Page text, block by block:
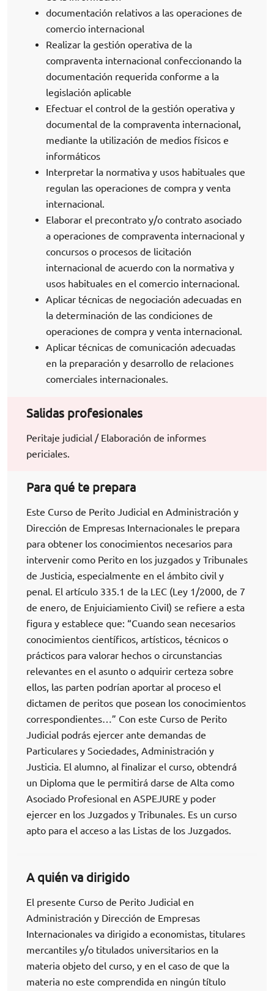
documentación relativos a las operaciones de
comercio internacional
Realizar la gestión operativa de la
compraventa internacional confeccionando la
documentación requerida conforme a la
legislación aplicable
Efectuar el control de la gestión operativa y
documental de la compraventa internacional,
mediante la utilización de medios físicos e
informáticos
Interpretar la normativa y usos habituales que
regulan las operaciones de compra y venta
internacional.
Elaborar el precontrato y/o contrato asociado
a operaciones de compraventa internacional y
concursos o procesos de licitación
internacional de acuerdo con la normativa y
usos habituales en el comercio internacional.
Aplicar técnicas de negociación adecuadas en
la determinación de las condiciones de
operaciones de compra y venta internacional.
Aplicar técnicas de comunicación adecuadas
en la preparación y desarrollo de relaciones
comerciales internacionales.
Salidas profesionales
Peritaje judicial / Elaboración de informes
periciales.
Para qué te prepara
Este Curso de Perito Judicial en Administración y
Dirección de Empresas Internacionales le prepara
para obtener los conocimientos necesarios para
intervenir como Perito en los juzgados y Tribunales
de Justicia, especialmente en el ámbito civil y
penal. El artículo 335.1 de la LEC (Ley 1/2000, de 7
de enero, de Enjuiciamiento Civil) se refiere a esta
figura y establece que: “Cuando sean necesarios
conocimientos científicos, artísticos, técnicos o
prácticos para valorar hechos o circunstancias
relevantes en el asunto o adquirir certeza sobre
ellos, las parten podrían aportar al proceso el
dictamen de peritos que posean los conocimientos
correspondientes…” Con este Curso de Perito
Judicial podrás ejercer ante demandas de
Particulares y Sociedades, Administración y
Justicia. El alumno, al finalizar el curso, obtendrá
un Diploma que le permitirá darse de Alta como
Asociado Profesional en ASPEJURE y poder
ejercer en los Juzgados y Tribunales. Es un curso
apto para el acceso a las Listas de los Juzgados.
A quién va dirigido
El presente Curso de Perito Judicial en
Administración y Dirección de Empresas
Internacionales va dirigido a economistas, titulares
mercantiles y/o titulados universitarios en la
materia objeto del curso, y en el caso de que la
materia no este comprendida en ningún título